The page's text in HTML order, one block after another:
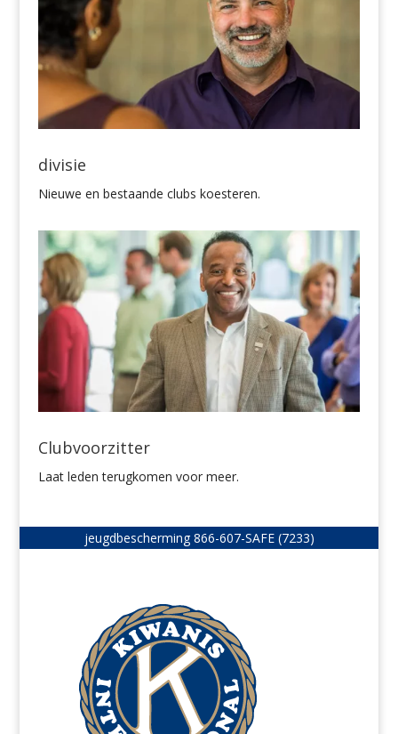
divisie
Nieuwe en bestaande clubs koesteren.
Clubvoorzitter
Laat leden terugkomen voor meer.
jeugdbescherming 866-607-SAFE (7233)